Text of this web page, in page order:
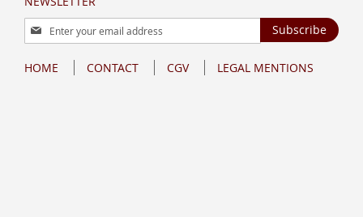
Sign
Up
Our
Subscribe
HOME CONTACT CGV LEGAL MENTIONS